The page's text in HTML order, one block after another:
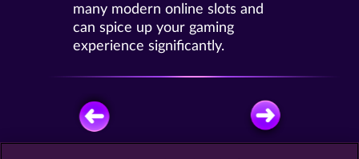
many modern online slots and
can spice up your gaming
experience significantly.